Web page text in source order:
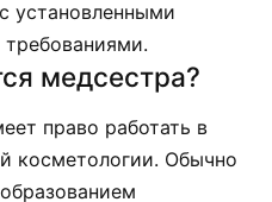
установленными
медсестра?
право работать в
косметологии. Обычно